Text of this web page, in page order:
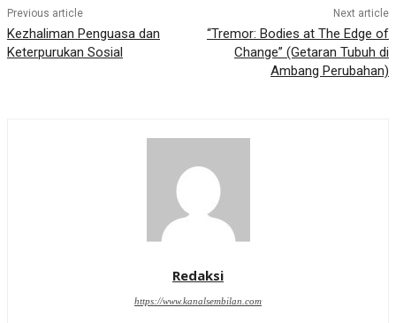
Previous article
Kezhaliman Penguasa dan
Keterpurukan Sosial
Next article
“Tremor: Bodies at The Edge of
Change” (Getaran Tubuh di
Ambang Perubahan)
Redaksi
https://www.kanalsembilan.com